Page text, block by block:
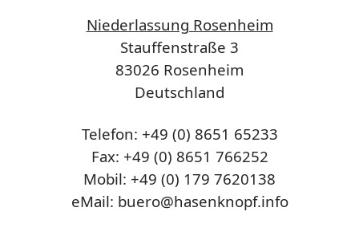
Niederlassung Rosenheim
Stauffenstraße 3
83026 Rosenheim
Deutschland
Telefon: +49 (0) 8651 65233
Fax: +49 (0) 8651 766252
Mobil: +49 (0) 179 7620138
eMail: buero@hasenknopf.info